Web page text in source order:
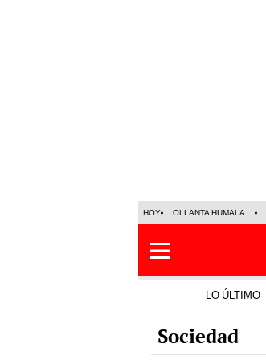
HOY OLLANTA HUMALA
LO ÚLTIMO
Sociedad